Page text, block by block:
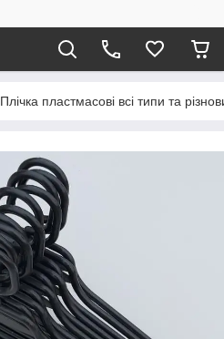
Плічка пластмасові всі типи та